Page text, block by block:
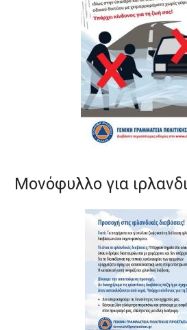
Μονόφυλλο για